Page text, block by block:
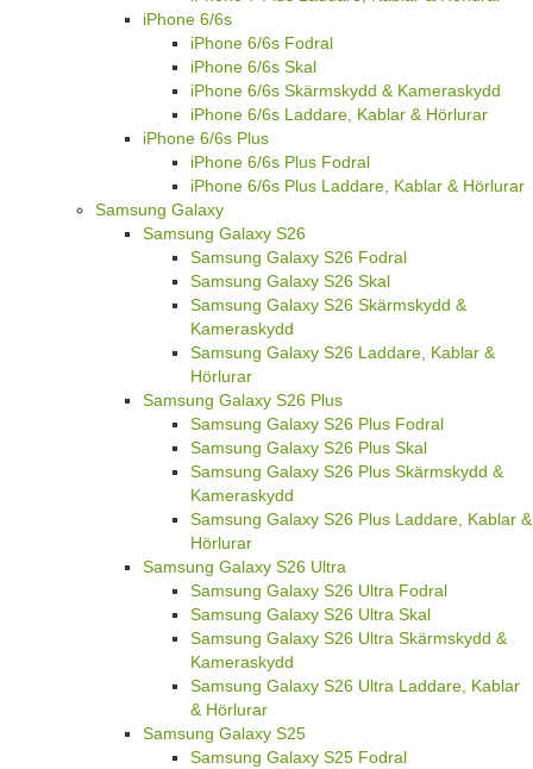
iPhone 6/6s
iPhone 6/6s Fodral
iPhone 6/6s Skal
iPhone 6/6s Skärmskydd & Kameraskydd
iPhone 6/6s Laddare, Kablar & Hörlurar
iPhone 6/6s Plus
iPhone 6/6s Plus Fodral
iPhone 6/6s Plus Laddare, Kablar & Hörlurar
Samsung Galaxy
Samsung Galaxy S26
Samsung Galaxy S26 Fodral
Samsung Galaxy S26 Skal
Samsung Galaxy S26 Skärmskydd &
Kameraskydd
Samsung Galaxy S26 Laddare, Kablar &
Hörlurar
Samsung Galaxy S26 Plus
Samsung Galaxy S26 Plus Fodral
Samsung Galaxy S26 Plus Skal
Samsung Galaxy S26 Plus Skärmskydd &
Kameraskydd
Samsung Galaxy S26 Plus Laddare, Kablar &
Hörlurar
Samsung Galaxy S26 Ultra
Samsung Galaxy S26 Ultra Fodral
Samsung Galaxy S26 Ultra Skal
Samsung Galaxy S26 Ultra Skärmskydd &
Kameraskydd
Samsung Galaxy S26 Ultra Laddare, Kablar
& Hörlurar
Samsung Galaxy S25
Samsung Galaxy S25 Fodral